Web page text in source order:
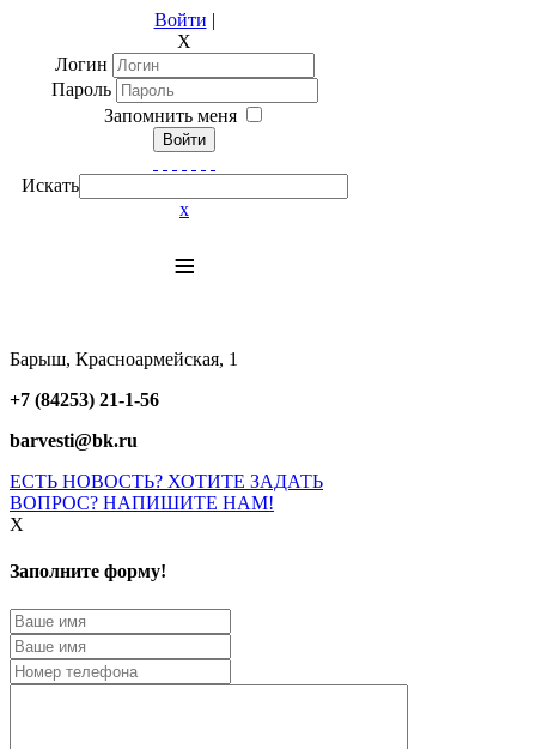
Войти |
X
Логин
Пароль
Запомнить меня
Войти
Искать
x
≡
Барыш, Красноармейская, 1
+7 (84253) 21-1-56
barvesti@bk.ru
ЕСТЬ НОВОСТЬ? ХОТИТЕ ЗАДАТЬ
ВОПРОС? НАПИШИТЕ НАМ!
X
Заполните форму!